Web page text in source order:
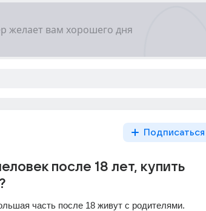
Подписаться
после 18 лет, купить
часть после 18 живут с родителями.